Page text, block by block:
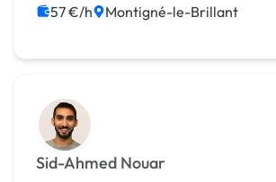
57 €/h Montigné-le-Brillant
Sid-Ahmed Nouar